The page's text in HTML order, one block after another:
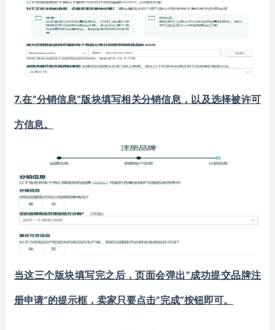
7.在”分销信息“版块填写相关分销信息，以及选择被许可
方信息。
当这三个版块填写完之后，页面会弹出”成功提交品牌注
册申请“的提示框，卖家只要点击”完成“按钮即可。